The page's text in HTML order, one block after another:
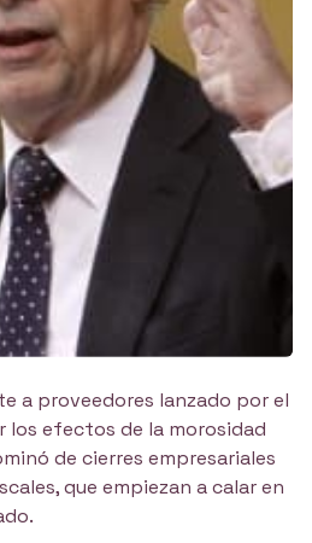
a proveedores lanzado por el
los efectos de la morosidad
de cierres empresariales
que empiezan a calar en